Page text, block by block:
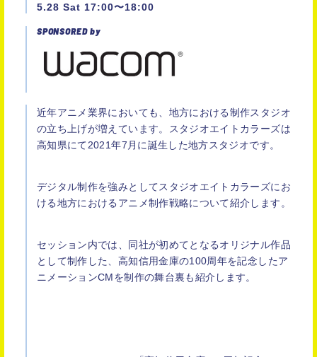
5.28 Sat 17:00〜18:00
SPONSORED by
近年アニメ業界においても、地方における制作スタジオ
の立ち上げが増えています。スタジオエイトカラーズは
高知県にて2021年7月に誕生した地方スタジオです。
デジタル制作を強みとしてスタジオエイトカラーズにお
ける地方におけるアニメ制作戦略について紹介します。
セッション内では、同社が初めてとなるオリジナル作品
として制作した、⾼知信⽤⾦庫の100周年を記念したア
ニメーションCMを制作の舞台裏も紹介します。